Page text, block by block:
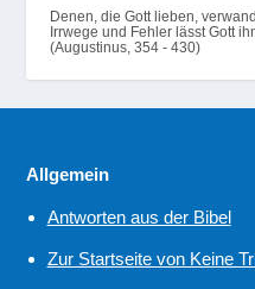
Denen, die Gott lieben,
Irrwege und Fehler lässt Gott
(Augustinus, 354 - 430)
Allgemein
Antworten aus der Bibel
Zur Startseite von Keine